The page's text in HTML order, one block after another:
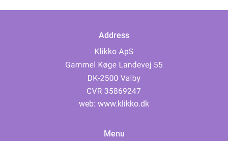
Address
web: www.klikko.dk
Menu